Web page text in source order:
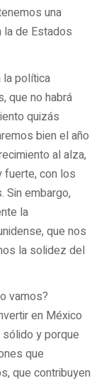
una
la de Estados
la política
que no habrá
quizás
bien el año
al alza,
fuerte, con los
Sin embargo,
la
que nos
la solidez del
vamos?
en México
y porque
que
que contribuyen